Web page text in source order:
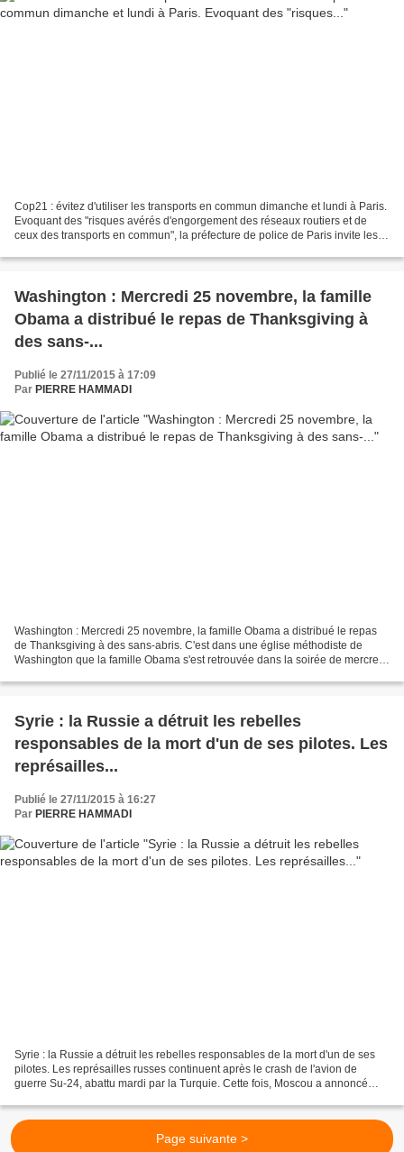
Cop21 : évitez d'utiliser les transports en commun dimanche et lundi à Paris.
Evoquant des "risques avérés d'engorgement des réseaux routiers et de
ceux des transports en commun", la préfecture de police de Paris invite les
Washington : Mercredi 25 novembre, la famille
Obama a distribué le repas de Thanksgiving à
des sans-...
Publié le 27/11/2015 à 17:09
Par PIERRE HAMMADI
Washington : Mercredi 25 novembre, la famille Obama a distribué le repas
de Thanksgiving à des sans-abris. C'est dans une église méthodiste de
Washington que la famille Obama s'est retrouvée dans la soirée de mercredi
Syrie : la Russie a détruit les rebelles
responsables de la mort d'un de ses pilotes. Les
représailles...
Publié le 27/11/2015 à 16:27
Par PIERRE HAMMADI
Syrie : la Russie a détruit les rebelles responsables de la mort d'un de ses
pilotes. Les représailles russes continuent après le crash de l'avion de
guerre Su-24, abattu mardi par la Turquie. Cette fois, Moscou a annoncé
Page suivante >